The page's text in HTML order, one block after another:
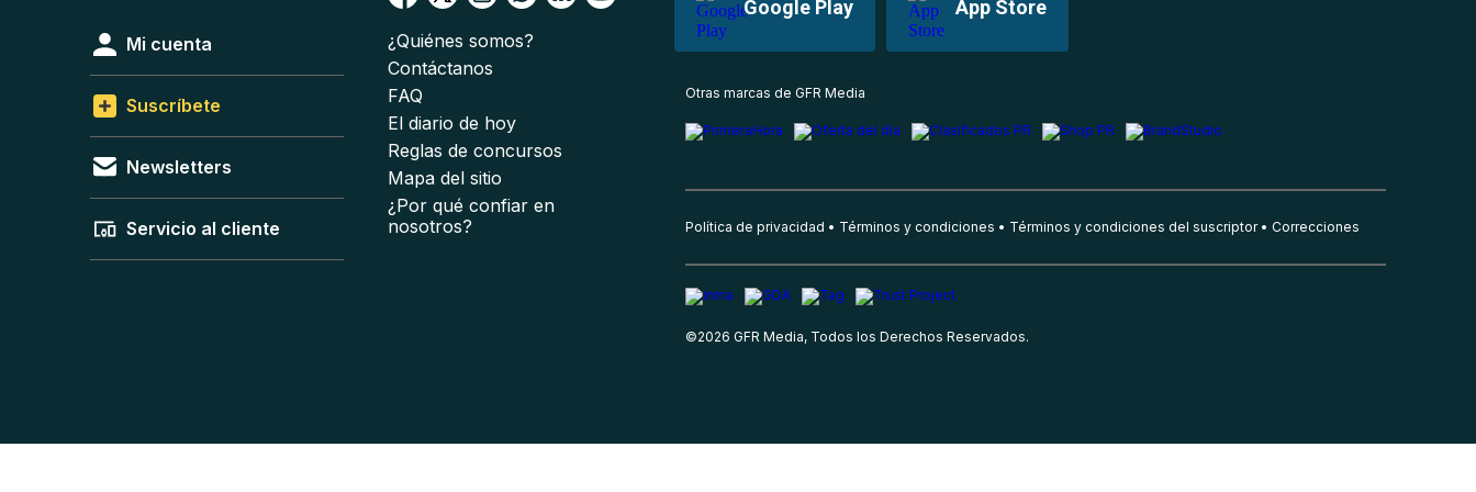
Google Play App Store
Mi cuenta
Suscríbete
Newsletters
Servicio al cliente
¿Quiénes somos?
Contáctanos
FAQ
El diario de hoy
Reglas de concursos
Mapa del sitio
¿Por qué confiar en
nosotros?
Otras marcas de GFR Media
Política de privacidad Términos y condiciones Términos y condiciones del suscriptor Correcciones
©2026 GFR Media, Todos los Derechos Reservados.